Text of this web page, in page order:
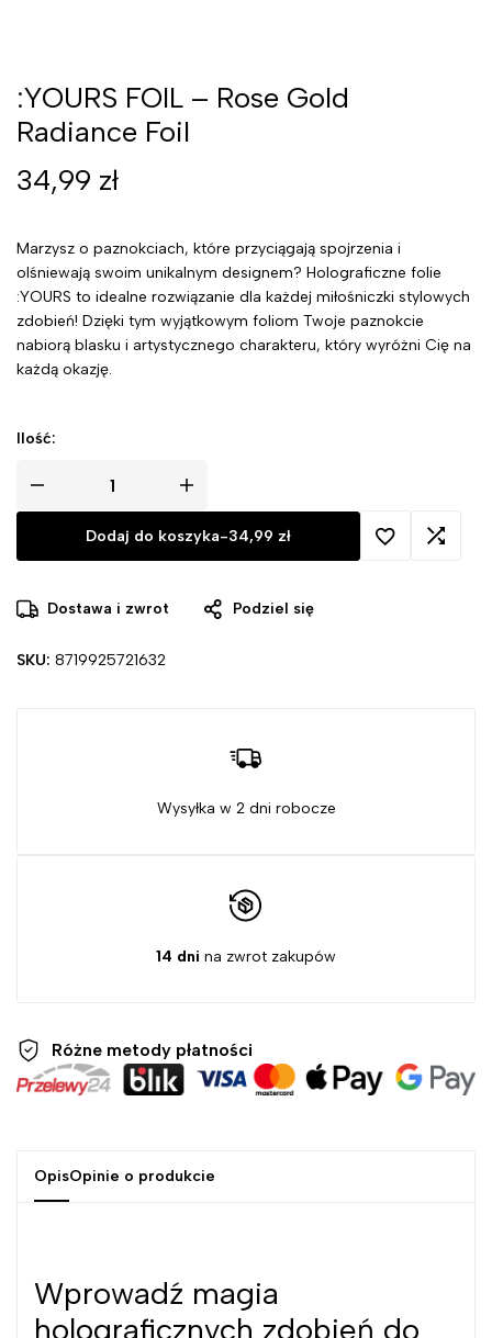
:YOURS FOIL – Rose Gold
Radiance Foil
34,99 zł
Marzysz o paznokciach, które przyciągają spojrzenia i
olśniewają swoim unikalnym designem? Holograficzne folie
:YOURS to idealne rozwiązanie dla każdej miłośniczki stylowych
zdobień! Dzięki tym wyjątkowym foliom Twoje paznokcie
nabiorą blasku i artystycznego charakteru, który wyróżni Cię na
każdą okazję.
Ilość:
Dodaj do koszyka-34,99 zł
Dostawa i zwrot Podziel się
SKU: 8719925721632
Wysyłka w 2 dni robocze
14 dni na zwrot zakupów
Różne metody płatności
OpisOpinie o produkcie
Wprowadź magia
holograficznych zdobień do